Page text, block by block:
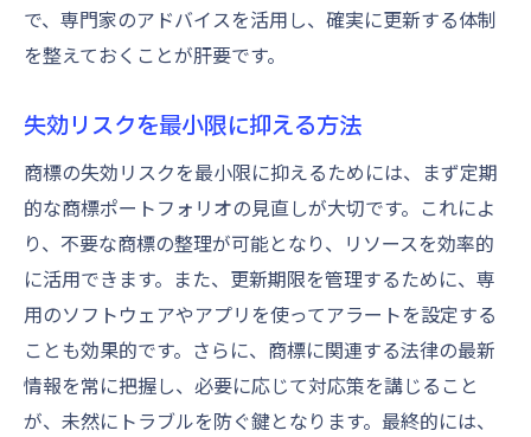
で、専門家のアドバイスを活用し、確実に更新する体制
を整えておくことが肝要です。
失効リスクを最小限に抑える方法
商標の失効リスクを最小限に抑えるためには、まず定期
的な商標ポートフォリオの見直しが大切です。これによ
り、不要な商標の整理が可能となり、リソースを効率的
に活用できます。また、更新期限を管理するために、専
用のソフトウェアやアプリを使ってアラートを設定する
ことも効果的です。さらに、商標に関連する法律の最新
情報を常に把握し、必要に応じて対応策を講じること
が、未然にトラブルを防ぐ鍵となります。最終的には、